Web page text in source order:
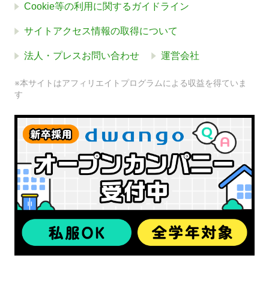
Cookie等の利用に関するガイドライン
サイトアクセス情報の取得について
法人・プレスお問い合わせ 運営会社
※本サイトはアフィリエイトプログラムによる収益を得ていま
す